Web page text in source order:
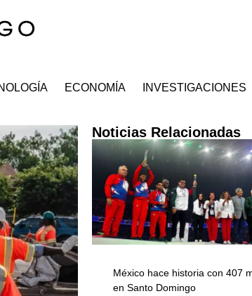
ECONOMÍA INVESTIGACIONES
Noticias Relacionadas
México hace historia con 407
en Santo Domingo